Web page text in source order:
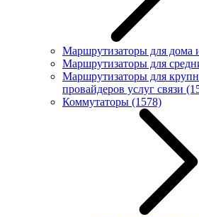
Маршрутизаторы для дома
Маршрутизаторы для
Маршрутизаторы для
провайдеров услуг связи
Коммутаторы (1578)